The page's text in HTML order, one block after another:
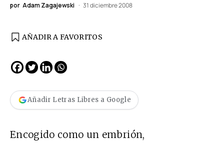
por Adam Zagajewski 31 diciembre 2008
AÑADIR A FAVORITOS
Añadir Letras Libres a Google
Encogido como un embrión,